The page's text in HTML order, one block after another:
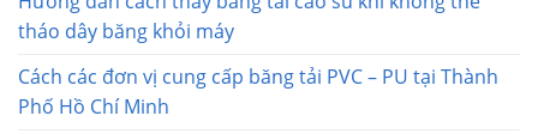
tháo dây băng khỏi máy
Cách các đơn vị cung cấp băng tải PVC – PU tại Thành
Phố Hồ Chí Minh